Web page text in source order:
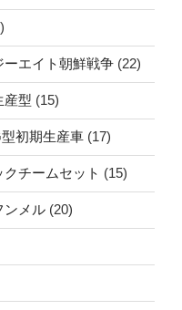
エイト朝鮮戦争 (22)
型 (15)
初期生産車 (17)
チームセット (15)
メル (20)